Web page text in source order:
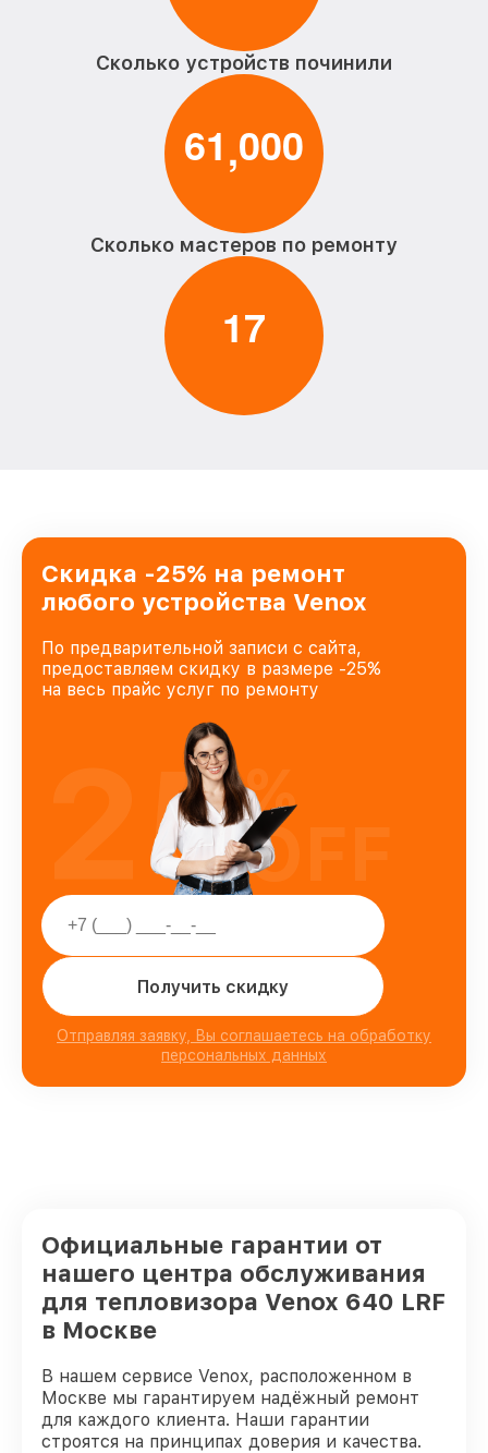
Сколько устройств починили
61,000
Сколько мастеров по ремонту
17
Скидка -25% на ремонт
любого устройства Venox
По предварительной записи с сайта,
предоставляем скидку в размере -25%
на весь прайс услуг по ремонту
Получить скидку
Отправляя заявку, Вы соглашаетесь на обработку
персональных данных
25%
OFF
Официальные гарантии от
нашего центра обслуживания
для тепловизора Venox 640 LRF
в Москве
В нашем сервисе Venox, расположенном в
Москве мы гарантируем надёжный ремонт
для каждого клиента. Наши гарантии
строятся на принципах доверия и качества.